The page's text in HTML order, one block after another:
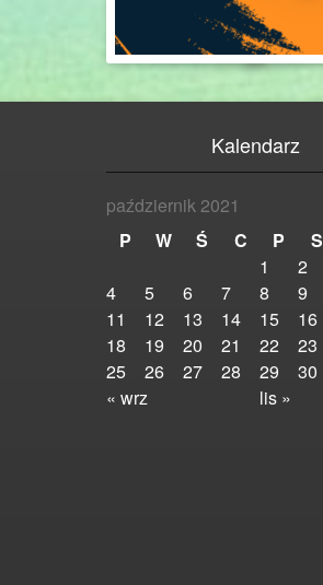
Kalendarz
październik 2021
P
W Ś C P S
« wrz lis »
1 2
4
5 6 7 8 9
11
12 13 14 15 16
18
19 20 21 22 23
25
26 27 28 29 30